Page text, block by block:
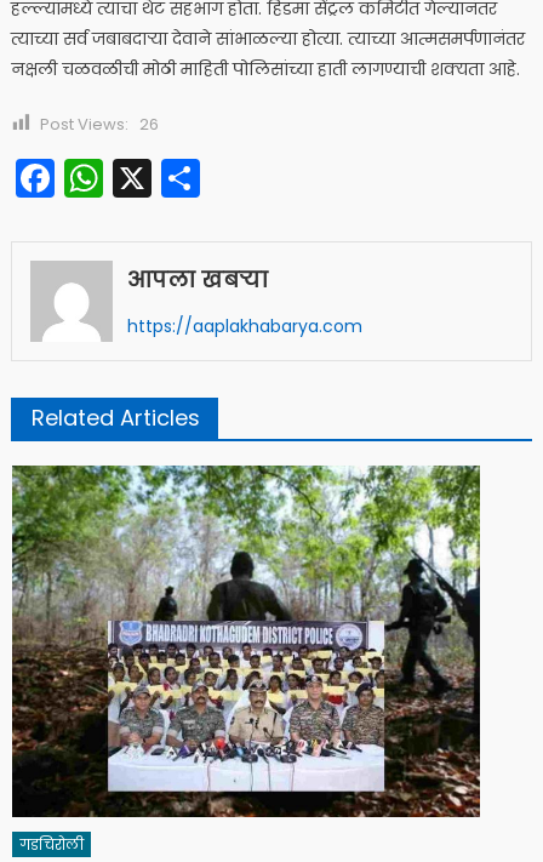
हल्ल्यांमध्ये त्याचा थेट सहभाग होता. हिडमा सेंट्रल कमिटीत गेल्यानंतर
त्याच्या सर्व जबाबदाऱ्या देवाने सांभाळल्या होत्या. त्याच्या आत्मसमर्पणानंतर
नक्षली चळवळीची मोठी माहिती पोलिसांच्या हाती लागण्याची शक्यता आहे.
Post Views: 26
Facebook
WhatsApp
X Share
आपला खबऱ्या
https://aaplakhabarya.com
Related Articles
गडचिरोली